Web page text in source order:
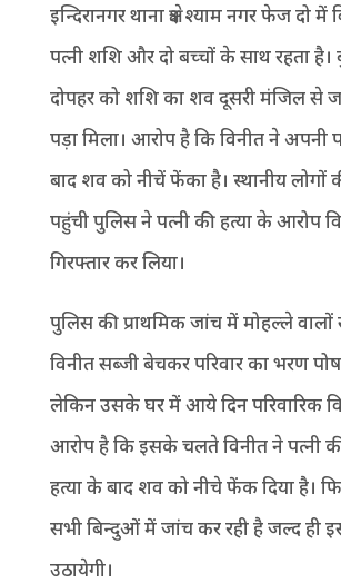
इन्दिरानगर थाना क्षेत्र श्याम नगर फेज दो
पत्नी शशि और दो बच्चों के साथ रहता है।
दोपहर को शशि का शव दूसरी मंजिल से
पड़ा मिला। आरोप है कि विनीत ने अपनी
बाद शव को नीचें फेंका है। स्थानीय लोगों
पहुंची पुलिस ने पत्नी की हत्या के आरोप
गिरफ्तार कर लिया।
पुलिस की प्राथमिक जांच में मोहल्ले
विनीत सब्जी बेचकर परिवार का भरण
लेकिन उसके घर में आये दिन परिवारिक
आरोप है कि इसके चलते विनीत ने पत्नी
हत्या के बाद शव को नीचे फेंक दिया है।
सभी बिन्दुओं में जांच कर रही है जल्द ही
उठायेगी।